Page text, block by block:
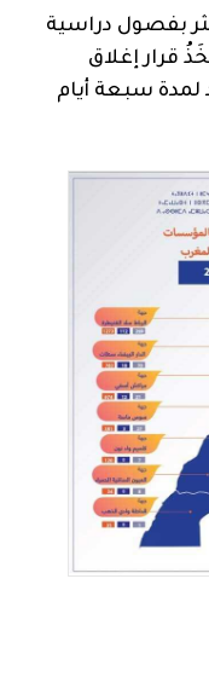
بفصول دراسية
قرار إغلاق
سبعة أيام